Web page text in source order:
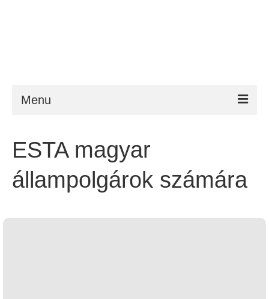
Menu
Követelmény
FAQ
ESTA magyar
állampolgárok számára